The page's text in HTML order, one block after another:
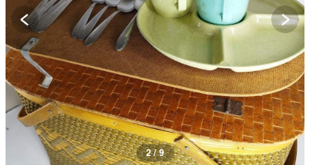
2 / 9